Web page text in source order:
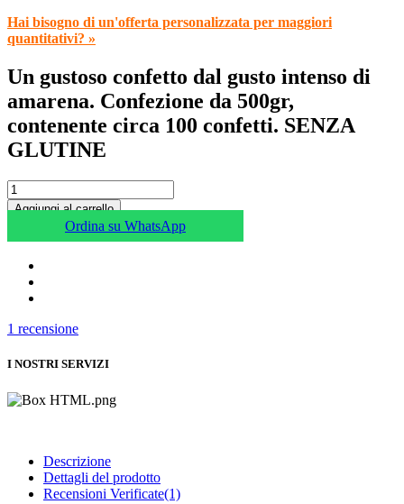
Hai bisogno di un'offerta personalizzata per maggiori
quantitativi? »
Un gustoso confetto dal gusto intenso di
amarena. Confezione da 500gr,
contenente circa 100 confetti. SENZA
GLUTINE
Aggiungi al carrello
Ordina su WhatsApp
1 recensione
I NOSTRI SERVIZI
Descrizione
Dettagli del prodotto
Recensioni Verificate(1)